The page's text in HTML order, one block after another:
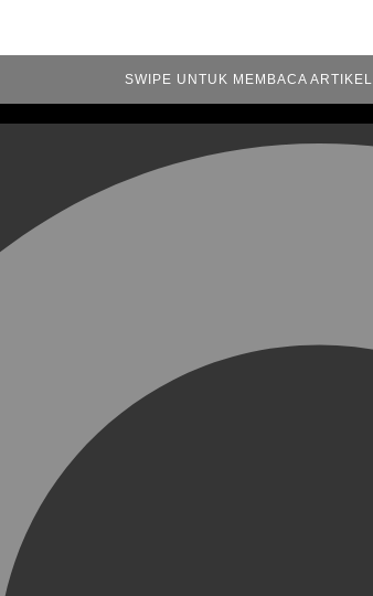
SWIPE UNTUK MEMBACA ARTIKEL